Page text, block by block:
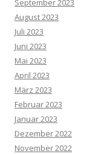
September 2023
August 2023
Juli 2023
Juni 2023
Mai 2023
April 2023
März 2023
Februar 2023
Januar 2023
Dezember 2022
November 2022